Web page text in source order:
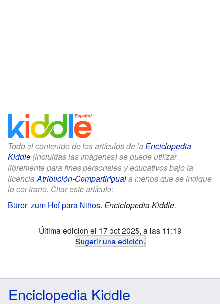
Todo el contenido de los artículos de la Enciclopedia
Kiddle (incluidas las imágenes) se puede utilizar
libremente para fines personales y educativos bajo la
licenciaAtribución-CompartirIguala menos que se indique
lo contrario. Citar este artículo:
Büren zum Hof para Niños. Enciclopedia Kiddle.
Última edición el 17 oct 2025, a las 11:19
Sugerir una edición.
Enciclopedia Kiddle